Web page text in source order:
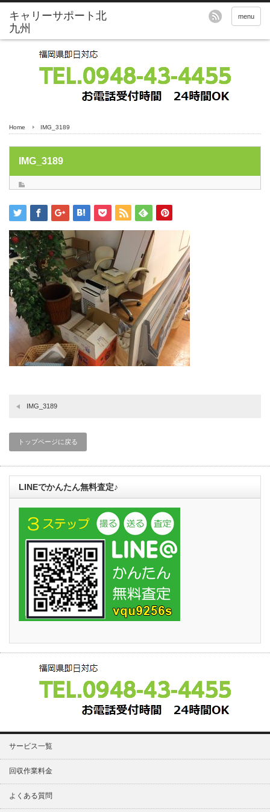
menu
Home IMG_3189
IMG_3189
IMG_3189
トップページに戻る
LINEでかんたん無料査定♪
サービス一覧
回収作業料金
よくある質問